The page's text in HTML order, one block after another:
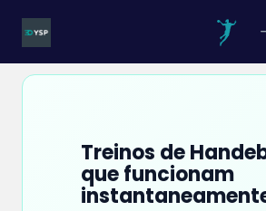
Treinos de
que funcionam